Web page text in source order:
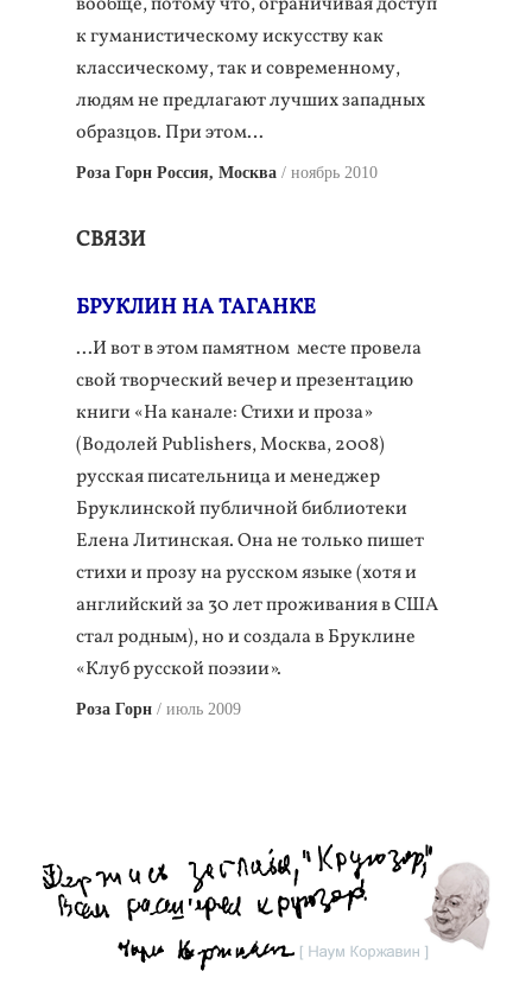
к гуманистическому искусству как
классическому, так и современному,
людям не предлагают лучших западных
образцов. При этом…
Роза Горн Россия, Москва ноябрь 2010
СВЯЗИ
БРУКЛИН НА ТАГАНКЕ
...И вот в этом памятном месте провела
свой творческий вечер и презентацию
книги «На канале: Стихи и проза»
(Водолей Publishers, Москва, 2008)
русская писательница и менеджер
Бруклинской публичной библиотеки
Елена Литинская. Она не только пишет
стихи и прозу на русском языке (хотя и
английский за 30 лет проживания в США
стал родным), но и создала в Бруклине
«Клуб русской поэзии».
Роза Горн июль 2009